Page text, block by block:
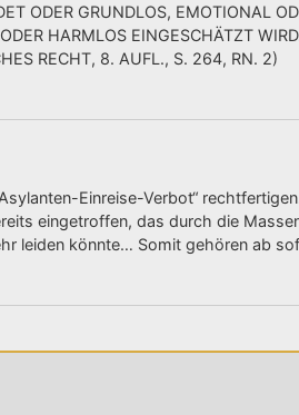
ODER GRUNDLOS, EMOTIONAL
HARMLOS EINGESCHÄTZT
RECHT, 8. AUFL., S. 264, RN. 2)
Einreise-Verbot“
eingetroffen, das durch die
leiden könnte… Somit gehören ab